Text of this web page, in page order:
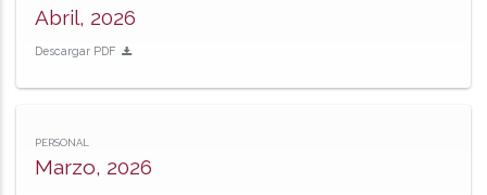
Abril, 2026
Descargar PDF
PERSONAL
Marzo, 2026